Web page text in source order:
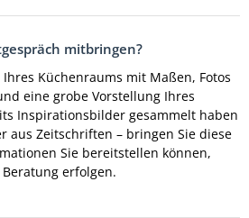
mitbringen?
Küchenraums mit Maßen, Fotos
eine grobe Vorstellung Ihres
Inspirationsbilder gesammelt haben
aus Zeitschriften – bringen Sie diese
Sie bereitstellen können,
erfolgen.